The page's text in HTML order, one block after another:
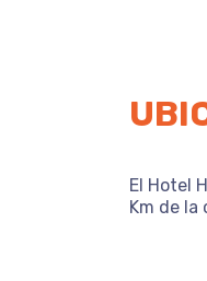
El Hotel
Km de la